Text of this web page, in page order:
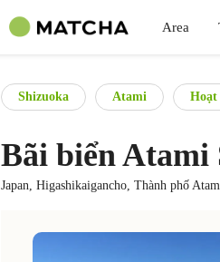
Area
Shizuoka Atami
Bãi biển Atami
Japan, Higashikaigancho, Thành phố